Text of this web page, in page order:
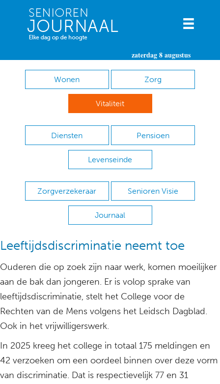
zaterdag 8 augustus
Wonen Zorg
Vitaliteit
Diensten Pensioen
Levenseinde
Zorgverzekeraar Senioren Visie
Journaal
Leeftijdsdiscriminatie neemt toe
Ouderen die op zoek zijn naar werk, komen moeilijker
aan de bak dan jongeren. Er is volop sprake van
leeftijdsdiscriminatie, stelt het College voor de
Rechten van de Mens volgens het Leidsch Dagblad.
Ook in het vrijwilligerswerk.
In 2025 kreeg het college in totaal 175 meldingen en
42 verzoeken om een oordeel binnen over deze vorm
van discriminatie. Dat is respectievelijk 77 en 31